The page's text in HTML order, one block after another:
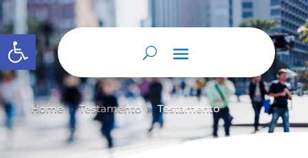
Abrir barra de herramientas
Home 9 Testamento 9 Testamento